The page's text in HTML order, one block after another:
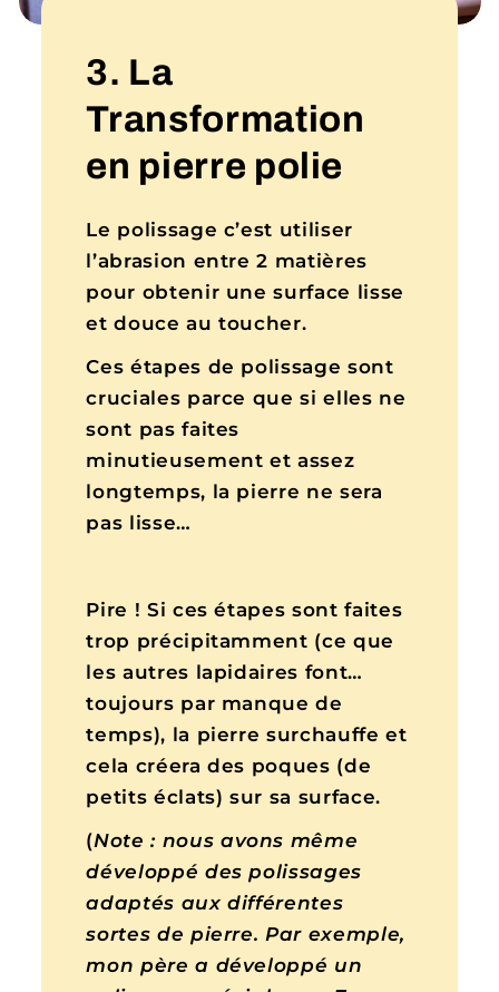
3. La
Transformation
en pierre polie
Le polissage c’est utiliser
l’abrasion entre 2 matières
pour obtenir une surface lisse
et douce au toucher.
Ces étapes de polissage sont
cruciales parce que si elles ne
sont pas faites
minutieusement et assez
longtemps, la pierre ne sera
pas lisse…
Pire ! Si ces étapes sont faites
trop précipitamment (ce que
les autres lapidaires font…
toujours par manque de
temps), la pierre surchauffe et
cela créera des poques (de
petits éclats) sur sa surface.
(Note : nous avons même
développé des polissages
adaptés aux différentes
sortes de pierre. Par exemple,
mon père a développé un